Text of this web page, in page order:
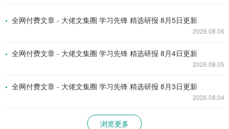
全网付费文章 - 大佬文集圈 学习先锋 精选研报 8月5日更新
2026.08.06
全网付费文章 - 大佬文集圈 学习先锋 精选研报 8月4日更新
2026.08.05
全网付费文章 - 大佬文集圈 学习先锋 精选研报 8月3日更新
2026.08.04
浏览更多